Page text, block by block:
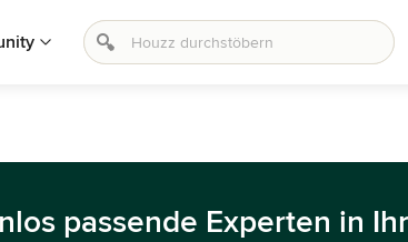
passende Experten in